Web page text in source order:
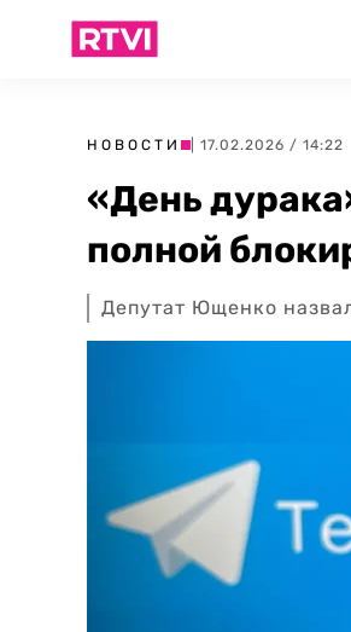
НОВОСТИ | 17.02.2026 / 14:22
«День
полной
Депутат Ющенко